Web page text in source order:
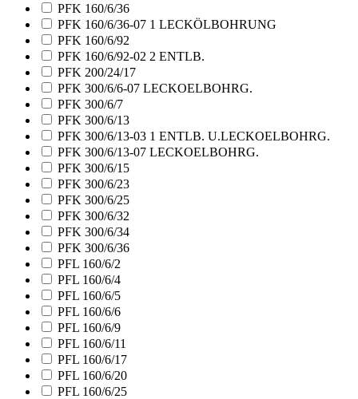
PFK 160/6/36
PFK 160/6/36-07 1 LECKÖLBOHRUNG
PFK 160/6/92
PFK 160/6/92-02 2 ENTLB.
PFK 200/24/17
PFK 300/6/6-07 LECKOELBOHRG.
PFK 300/6/7
PFK 300/6/13
PFK 300/6/13-03 1 ENTLB. U.LECKOELBOHRG.
PFK 300/6/13-07 LECKOELBOHRG.
PFK 300/6/15
PFK 300/6/23
PFK 300/6/25
PFK 300/6/32
PFK 300/6/34
PFK 300/6/36
PFL 160/6/2
PFL 160/6/4
PFL 160/6/5
PFL 160/6/6
PFL 160/6/9
PFL 160/6/11
PFL 160/6/17
PFL 160/6/20
PFL 160/6/25